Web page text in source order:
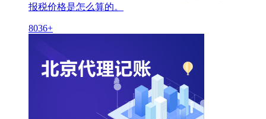
报税价格是怎么算的。
8036+